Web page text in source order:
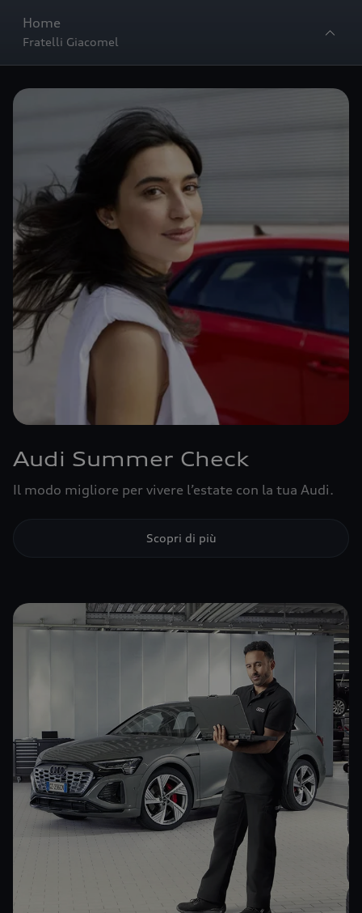
Home
Fratelli Giacomel
Audi Summer Check
Il modo migliore per vivere l’estate con la tua Audi.
Scopri di più